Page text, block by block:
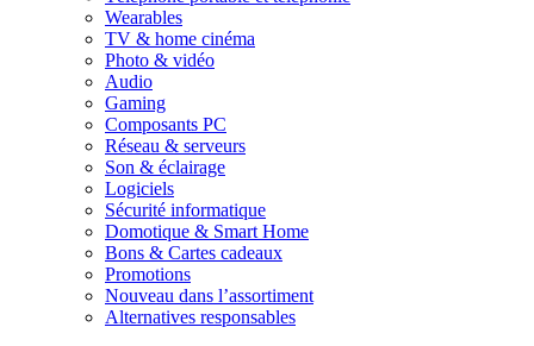
Wearables
TV & home cinéma
Photo & vidéo
Audio
Gaming
Composants PC
Réseau & serveurs
Son & éclairage
Logiciels
Sécurité informatique
Domotique & Smart Home
Bons & Cartes cadeaux
Promotions
Nouveau dans l’assortiment
Alternatives responsables